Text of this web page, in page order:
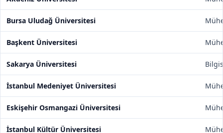
Bursa Uludağ Üniversitesi
Başkent Üniversitesi
Sakarya Üniversitesi
İstanbul Medeniyet Üniversitesi
Eskişehir Osmangazi Üniversitesi
İstanbul Kültür Üniversitesi